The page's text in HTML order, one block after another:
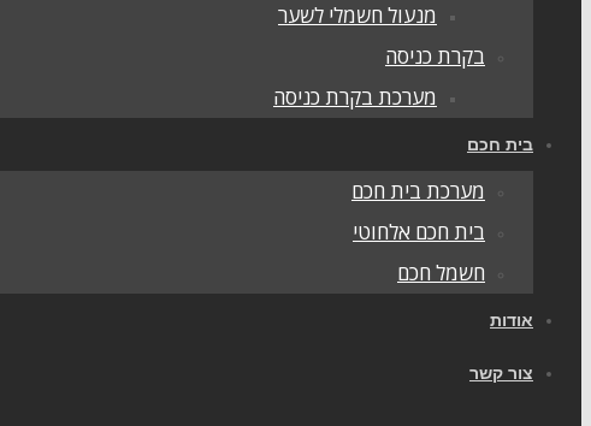
מנעול חשמלי לשער
בקרת כניסה
מערכת בקרת כניסה
בית חכם
מערכת בית חכם
בית חכם אלחוטי
חשמל חכם
אודות
צור קשר